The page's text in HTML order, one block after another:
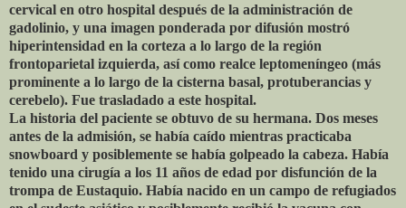
cervical en otro hospital después de la administración de
gadolinio, y una imagen ponderada por difusión mostró
hiperintensidad en la corteza a lo largo de la región
frontoparietal izquierda, así como realce leptomeníngeo (más
prominente a lo largo de la cisterna basal, protuberancias y
cerebelo). Fue trasladado a este hospital.
La historia del paciente se obtuvo de su hermana. Dos meses
antes de la admisión, se había caído mientras practicaba
snowboard y posiblemente se había golpeado la cabeza. Había
tenido una cirugía a los 11 años de edad por disfunción de la
trompa de Eustaquio. Había nacido en un campo de refugiados